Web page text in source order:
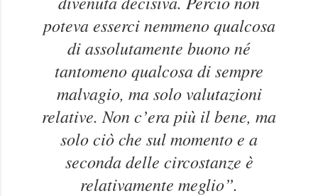
poteva esserci nemmeno qualcosa
di assolutamente buono né
tantomeno qualcosa di sempre
malvagio, ma solo valutazioni
relative. Non c’era più il bene, ma
solo ciò che sul momento e a
seconda delle circostanze è
relativamente meglio”.